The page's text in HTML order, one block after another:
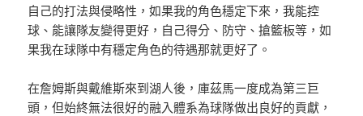
自己的打法與侵略性，如果我的角色穩定下來，我能控
球、能讓隊友變得更好，自己得分、防守、搶籃板等，如
果我在球隊中有穩定角色的待遇那就更好了。
在詹姆斯與戴維斯來到湖人後，庫茲馬一度成為第三巨
頭，但始終無法很好的融入體系為球隊做出良好的貢獻，